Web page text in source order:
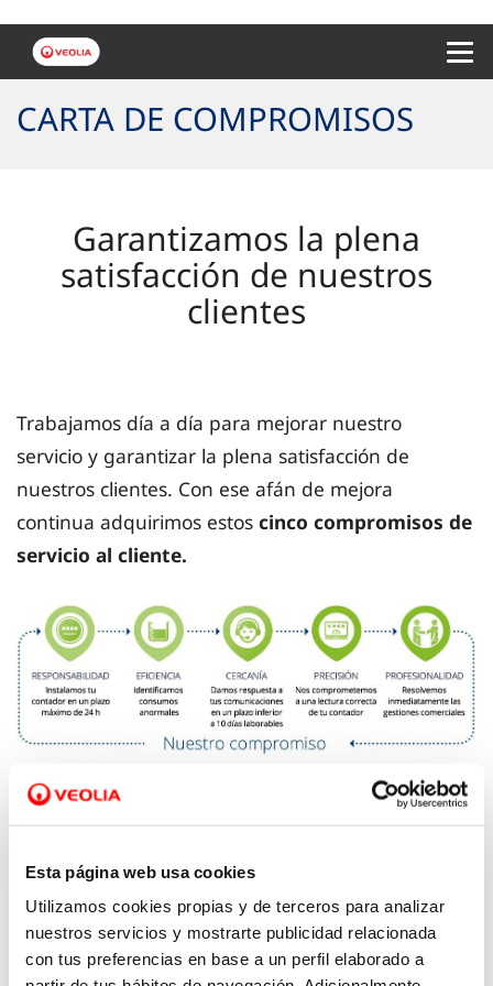
Esta página web usa cookies
Utilizamos cookies propias y de terceros para analizar
nuestros servicios y mostrarte publicidad relacionada
con tus preferencias en base a un perfil elaborado a
CARTA DE COMPROMISOS
Garantizamos la plena
satisfacción de nuestros
clientes
Trabajamos día a día para mejorar nuestro
servicio y garantizar la plena satisfacción de
nuestros clientes. Con ese afán de mejora
continua adquirimos estos cinco compromisos de
servicio al cliente.
Responsabilidad
Eficiencia